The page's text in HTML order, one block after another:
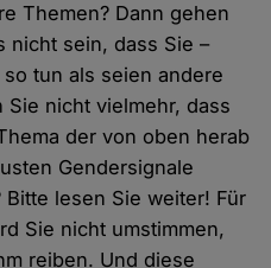
Themen? Dann gehen
nicht sein, dass Sie –
tun als seien andere
Sie nicht vielmehr, dass
der von oben herab
Gendersignale
lesen Sie weiter! Für
Sie nicht umstimmen,
reiben. Und diese